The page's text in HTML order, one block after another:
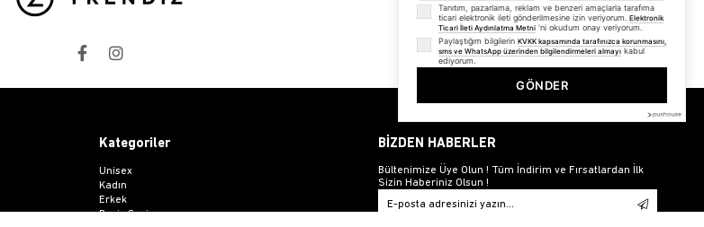
Kategoriler
Unisex
Kadın
Erkek
Basic Seri
BİZDEN HABERLER
Bültenimize Üye Olun ! Tüm İndirim ve Fırsatlardan İlk
Sizin Haberiniz Olsun !
Tanıtım, pazarlama, reklam ve benzeri amaçlarla tarafıma
ticari elektronik ileti gönderilmesine izin veriyorum. Elektronik
Ticari İleti Aydınlatma Metni 'ni okudum onay veriyorum.
Paylaştığım bilgilerin KVKK kapsamında tarafınızca korunmasını,
sms ve WhatsApp üzerinden bilgilendirmeleri almayı kabul
ediyorum.
GÖNDER